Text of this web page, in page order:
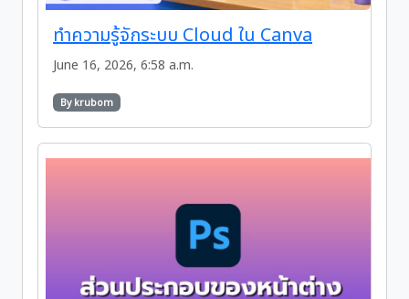
ทำความรู้จักระบบ Cloud ใน Canva
June 16, 2026, 6:58 a.m.
By krubom